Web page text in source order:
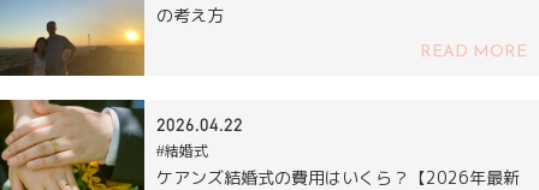
の考え方
READ MORE
2026.04.22
#結婚式
ケアンズ結婚式の費用はいくら？【2026年最新